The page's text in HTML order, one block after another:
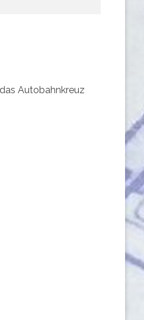
Autobahnkreuz